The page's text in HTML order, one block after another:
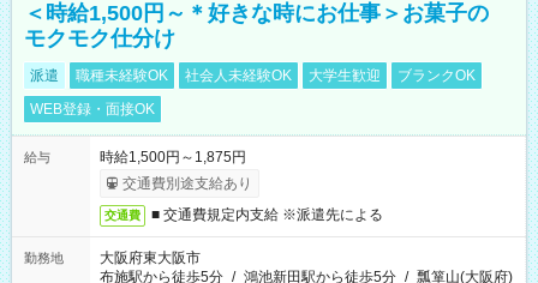
＜時給1,500円～＊好きな時にお仕事＞お菓子の
モクモク仕分け
派遣 職種未経験OK 社会人未経験OK 大学生歓迎
ブランクOK
WEB登録・面接OK
給与
時給1,500円～1,875円
交通費別途支給あり
交通費 ■ 交通費規定内支給 ※派遣先による
勤務地
大阪府東大阪市
布施駅から徒歩5分 / 鴻池新田駅から徒歩5分 / 瓢箪山(大阪府)